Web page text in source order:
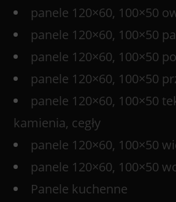
panele 120×60, 100×50
panele 120×60, 100×50
panele 120×60, 100×50
panele 120×60, 100×50
panele 120×60, 100×50
kamienia, cegły
panele 120×60, 100×50
panele 120×60, 100×50
Panele kuchenne